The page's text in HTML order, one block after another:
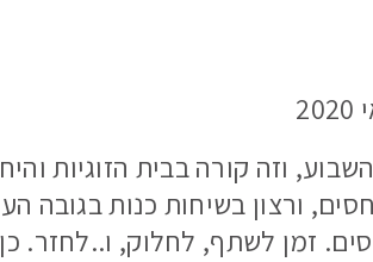
וזה קורה בבית הזוגיות
ורצון בשיחות כנות בגובה
זמן לשתף, לחלוק, ו..לחזר.